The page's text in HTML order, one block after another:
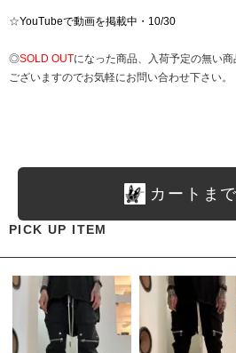
☆YouTubeで動画を掲載中・10/30
◎SOLD OUTになった商品、入荷予定の無い
ございますのでお気軽にお問い合わせ下さい。
カートま
PICK UP ITEM